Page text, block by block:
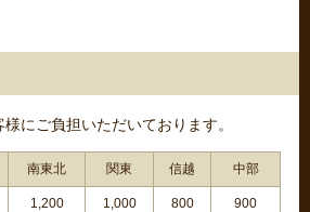
にご負担いただいております。
南東北 関東 信越 中部
1,200 1,000 800 900